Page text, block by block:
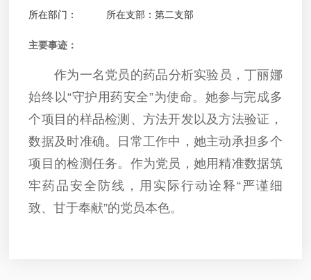
所在部门： 所在支部：第二支部
主要事迹：
作为一名党员的药品分析实验员，丁丽娜
始终以“守护用药安全”为使命。她参与完成多
个项目的样品检测、方法开发以及方法验证，
数据及时准确。日常工作中，她主动承担多个
项目的检测任务。作为党员，她用精准数据筑
牢药品安全防线，用实际行动诠释“严谨细
致、甘于奉献”的党员本色。